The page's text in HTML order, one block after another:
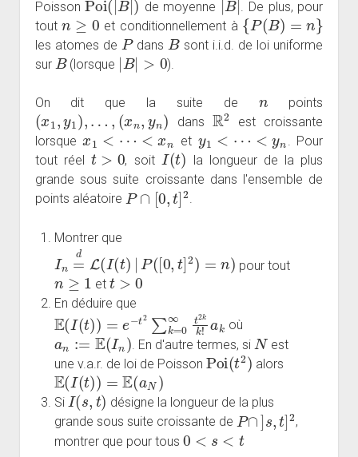
Poisson
de moyenne
. De plus, pour
tout
n≥0
et conditionnellement à
{P(B)=n }
les atomes de
P
dans
B
sont i.i.d. de loi uniforme
sur
B
(lorsque
|B|>0
).
On dit que la suite de points
(x1 1),… xn,y
dans
R2
est croissante
lorsque
x 1<⋯<xn
et
y 1<⋯ <yn
. Pour
tout réel
t> 0
, soit
I(t)
la longueur de la plus
grande sous suite croissante dans l'ensemble de
points aléatoire
P∩[0,t]2
.
Montrer que
In d (I(t)|P( [0,t]2) n)
pour tout
n≥1
et
t>0
En déduire que
E(I(t))=e 2 k=0∞ kk
où
an:=E(In)
. En d'autre termes, si
N
est
une v.a.r. de loi de Poisson
Poi(t2)
alors
E(I(t))=E(aN)
Si
I(s,t)
désigne la longueur de la plus
grande sous suite croissante de
P∩]s,t 2
,
montrer que pour tous
0<s<